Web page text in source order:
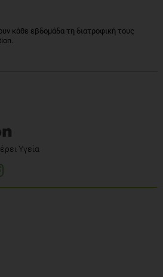
κάθε εβδομάδα τη διατροφική τους
Υγεία